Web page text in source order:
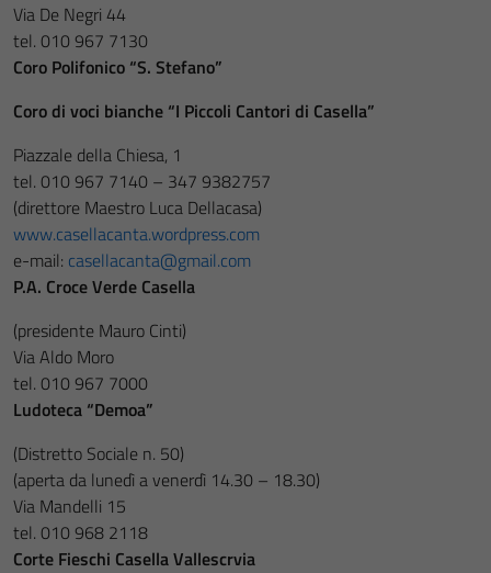
Via De Negri 44
tel. 010 967 7130
Coro Polifonico “S. Stefano”
Coro di voci bianche “I Piccoli Cantori di Casella”
Piazzale della Chiesa, 1
tel. 010 967 7140 – 347 9382757
(direttore Maestro Luca Dellacasa)
www.casellacanta.wordpress.com
e-mail: casellacanta@gmail.com
P.A. Croce Verde Casella
(presidente Mauro Cinti)
Via Aldo Moro
tel. 010 967 7000
Ludoteca “Demoa”
(Distretto Sociale n. 50)
(aperta da lunedì a venerdì 14.30 – 18.30)
Via Mandelli 15
tel. 010 968 2118
Corte Fieschi Casella Vallescrvia